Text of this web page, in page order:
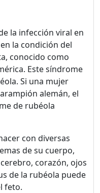
la infección viral en
la condición del
conocido como
Este síndrome
Si una mujer
alemán, el
de rubéola
con diversas
de su cuerpo,
corazón, ojos
de la rubéola puede
feto.